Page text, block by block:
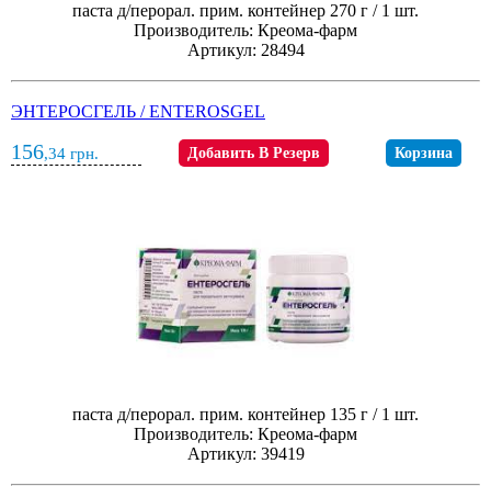
паста д/перорал. прим. контейнер 270 г / 1 шт.
Производитель: Креома-фарм
Артикул: 28494
ЭНТЕРОСГЕЛЬ / ENTEROSGEL
156,34 грн. Добавить В Резерв Корзина
паста д/перорал. прим. контейнер 135 г / 1 шт.
Производитель: Креома-фарм
Артикул: 39419